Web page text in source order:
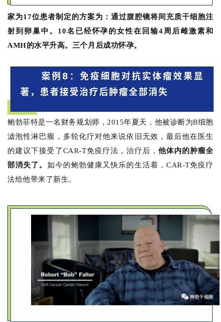
家为17位患者制定的方案为：通过腹腔镜将间充质干细胞注
射到卵巢中。10名已经怀孕的女性在回输4周后雌激素和
AMH的水平升高。三个月后成功怀孕。
案例8：免疫细胞对抗实体瘤效果显
著，患者接受治疗后肿瘤全部消失
鲍勃菲特是一名财务规划师，2015年夏天，他被诊断为B细胞
滤泡性淋巴瘤，多轮化疗对他来说依旧无效，最后他在医生
的建议下接受了CAR-T免疫疗法，治疗后， 他体内的肿瘤全
部消失了。 如今的鲍勃健康又快乐的生活着，CAR-T免疫疗
法给他带来了新生。